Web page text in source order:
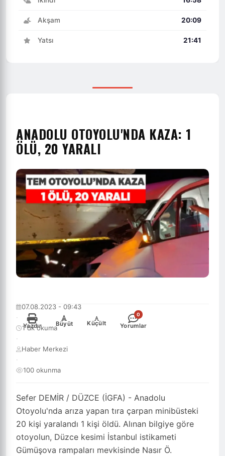
Akşam 20:09
Yatsı 21:41
ANADOLU OTOYOLU'NDA KAZA: 1
ÖLÜ, 20 YARALI
Sefer DEMİR / DÜZCE (İGFA) - Anadolu
Otoyolu'nda arıza yapan tıra çarpan minibüsteki
20 kişi yaralandı 1 kişi öldü. Alınan bilgiye göre
otoyolun, Düzce kesimi İstanbul istikameti
Gümüşova rampaları mevkisinde Nasır Ö.
07.08.2023 - 09:43
·
1 dk okuma
·
Haber Merkezi
·
100 okunma
Yazdır
+
Büyüt
-
Küçült
0
Yorumlar